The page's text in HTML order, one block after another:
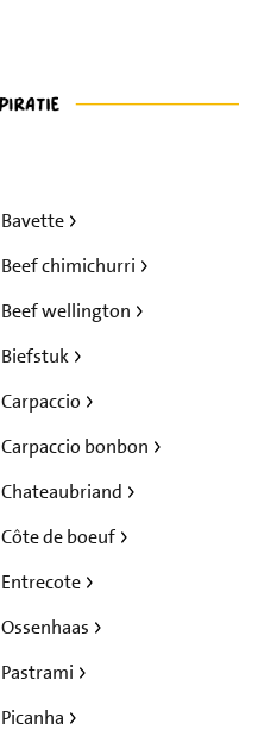
Bavette
Beef chimichurri
Beef wellington
Biefstuk
Carpaccio
Carpaccio bonbon
Chateaubriand
Côte de boeuf
Entrecote
Ossenhaas
Pastrami
Picanha